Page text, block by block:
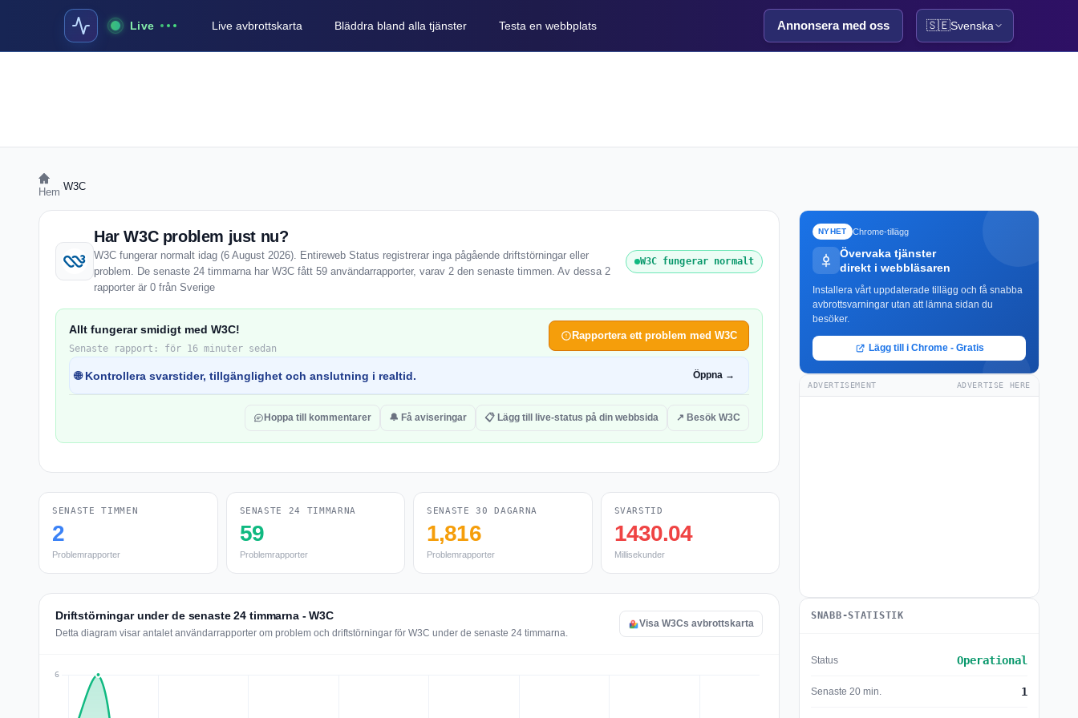
Live Live avbrottskarta Bläddra bland alla tjänster Testa en webbplats Annonsera med oss 🇸🇪Svenska
Hem W3C
Har W3C problem just nu?
W3C fungerar normalt idag (6 August 2026). Entireweb Status registrerar inga pågående driftstörningar eller
problem. De senaste 24 timmarna har W3C fått 59 användarrapporter, varav 2 den senaste timmen. Av dessa 2
rapporter är 0 från Sverige
W3C fungerar normalt
Allt fungerar smidigt med W3C!
Senaste rapport: för 16 minuter sedan
Rapportera ett problem med W3C
🌐 Kontrollera svarstider, tillgänglighet och anslutning i realtid. Öppna →
Hoppa till kommentarer 🔔 Få aviseringar 📋 Lägg till live-status på din webbsida ↗ Besök W3C
SENASTE TIMMEN
2
Problemrapporter
SENASTE 24 TIMMARNA
59
Problemrapporter
SENASTE 30 DAGARNA
1,816
Problemrapporter
SVARSTID
1430.04
Millisekunder
Driftstörningar under de senaste 24 timmarna - W3C
Detta diagram visar antalet användarrapporter om problem och driftstörningar för W3C under de senaste 24 timmarna.
Visa W3Cs avbrottskarta
NYHET Chrome-tillägg
Övervaka tjänster
direkt i webbläsaren
Installera vårt uppdaterade tillägg och få snabba
avbrottsvarningar utan att lämna sidan du
besöker.
Lägg till i Chrome - Gratis
ADVERTISEMENT ADVERTISE HERE
SNABB-STATISTIK
Status Operational
Senaste 20 min. 1